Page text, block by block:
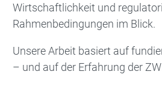
Wirtschaftlichkeit und
Rahmenbedingungen im Blick.
Unsere Arbeit basiert auf
– und auf der Erfahrung der